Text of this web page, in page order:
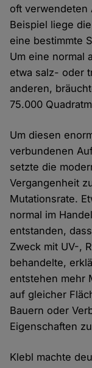
oft verwendeten
Beispiel liege
eine bestimmte
Um eine normal
etwa salz- oder
anderen,
75.000
Um diesen
verbundenen
setzte die
Vergangenheit
Mutationsrate.
normal im
entstanden,
Zweck mit UV-,
behandelte,
entstehen mehr
auf gleicher
Bauern oder
Eigenschaften
Klebl machte